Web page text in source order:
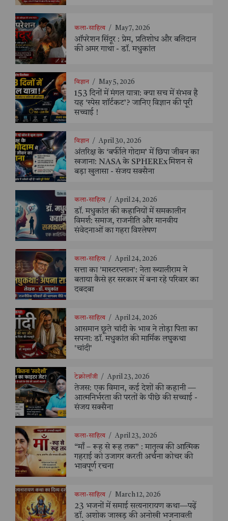
कला-साहित्य / May 7, 2026
ऑपरेशन सिंदूर : प्रेम, प्रतिशोध और बलिदान
की अमर गाथा - डॉ. मधुकांत
विज्ञान / May 5, 2026
153 दिनों में मंगल यात्रा: क्या सच में संभव है
यह ‘स्पेस शॉर्टकट’? जानिए विज्ञान की पूरी
सच्चाई !
विज्ञान / April 30, 2026
अंतरिक्ष के ‘बर्फीले गोदाम’ में छिपा जीवन का
खजाना: NASA के SPHEREx मिशन से
बड़ा खुलासा - संजय सक्सैना
कला-साहित्य / April 24, 2026
डॉ. मधुकांत की कहानियों में समकालीन
विमर्श: समाज, राजनीति और मानवीय
संवेदनाओं का गहरा विश्लेषण
कला-साहित्य / April 24, 2026
सत्ता का 'मास्टरप्लान': नेता ख्यालीराम ने
बताया कैसे हर सरकार में बना रहे परिवार का
दबदबा
कला-साहित्य / April 24, 2026
आसमान छूते चांदी के भाव ने तोड़ा पिता का
सपना: डॉ. मधुकांत की मार्मिक लघुकथा
'चांदी'
टेक्नोलॉजी / April 23, 2026
तेजस: एक विमान, कई देशों की कहानी —
आत्मनिर्भरता की परतों के पीछे की सच्चाई -
संजय सक्सैना
कला-साहित्य / April 23, 2026
“माँ – रूह से रूह तक” : मातृत्व की आत्मिक
गहराई को उजागर करती अर्चना कोचर की
भावपूर्ण रचना
कला-साहित्य / March 12, 2026
23 भजनों में समाई सत्यनारायण कथा—पढ़ें
डॉ. अशोक जाखड़ की अनोखी भजनावली